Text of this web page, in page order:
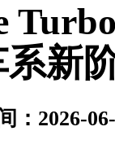
系新
：2026-